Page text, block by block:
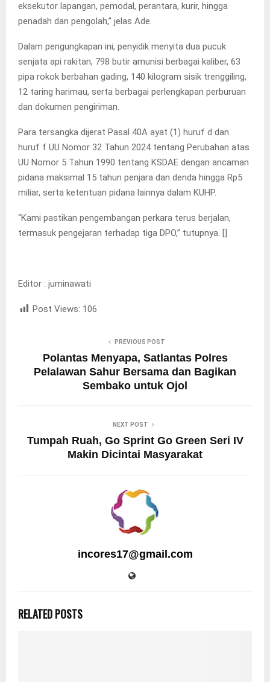
eksekutor lapangan, pemodal, perantara, kurir, hingga
penadah dan pengolah,” jelas Ade.
Dalam pengungkapan ini, penyidik menyita dua pucuk
senjata api rakitan, 798 butir amunisi berbagai kaliber, 63
pipa rokok berbahan gading, 140 kilogram sisik trenggiling,
12 taring harimau, serta berbagai perlengkapan perburuan
dan dokumen pengiriman.
Para tersangka dijerat Pasal 40A ayat (1) huruf d dan
huruf f UU Nomor 32 Tahun 2024 tentang Perubahan atas
UU Nomor 5 Tahun 1990 tentang KSDAE dengan ancaman
pidana maksimal 15 tahun penjara dan denda hingga Rp5
miliar, serta ketentuan pidana lainnya dalam KUHP.
“Kami pastikan pengembangan perkara terus berjalan,
termasuk pengejaran terhadap tiga DPO,” tutupnya. []
Editor : juminawati
Post Views: 106
PREVIOUS POST
Polantas Menyapa, Satlantas Polres
Pelalawan Sahur Bersama dan Bagikan
Sembako untuk Ojol
NEXT POST
Tumpah Ruah, Go Sprint Go Green Seri IV
Makin Dicintai Masyarakat
incores17@gmail.com
RELATED POSTS